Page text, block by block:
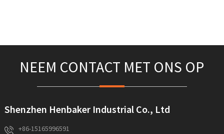
NEEM CONTACT MET ONS OP
Shenzhen Henbaker Industrial Co., Ltd
+86-15165996591